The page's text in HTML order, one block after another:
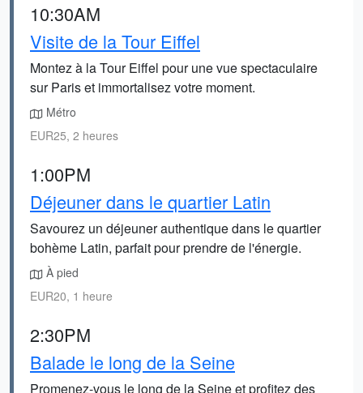
10:30AM
Visite de la Tour Eiffel
Montez à la Tour Eiffel pour une vue spectaculaire
sur Paris et immortalisez votre moment.
Métro
EUR25, 2 heures
1:00PM
Déjeuner dans le quartier Latin
Savourez un déjeuner authentique dans le quartier
bohème Latin, parfait pour prendre de l'énergie.
À pied
EUR20, 1 heure
2:30PM
Balade le long de la Seine
Promenez-vous le long de la Seine et profitez des